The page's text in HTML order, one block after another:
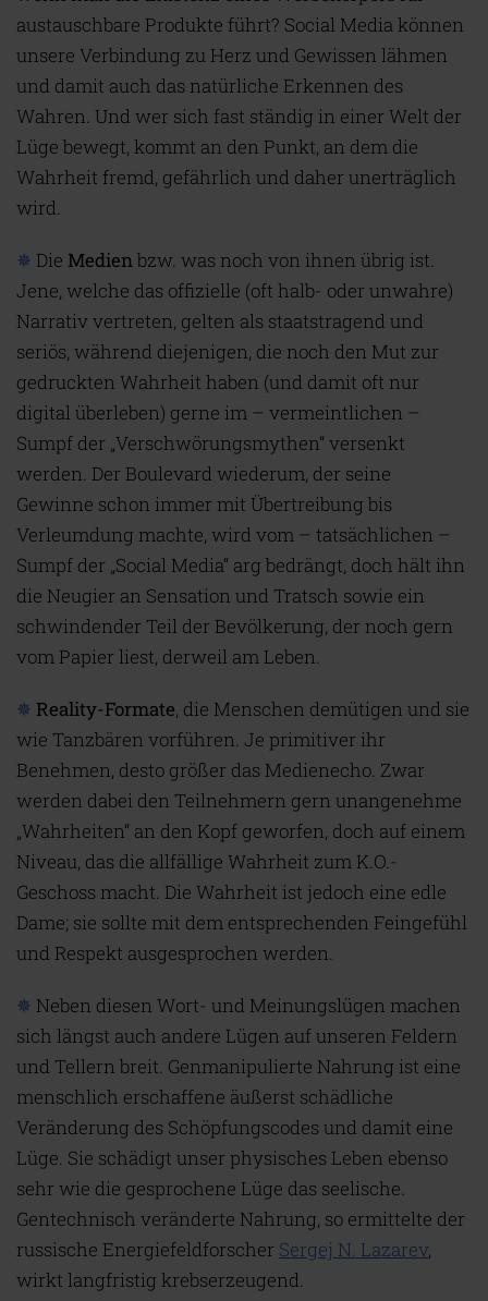
austauschbare Produkte führt? Social Media können
unsere Verbindung zu Herz und Gewissen lähmen
und damit auch das natürliche Erkennen des
Wahren. Und wer sich fast ständig in einer Welt der
Lüge bewegt, kommt an den Punkt, an dem die
Wahrheit fremd, gefährlich und daher unerträglich
wird.
✵ Die Medienbzw. was noch von ihnen übrig ist.
Jene, welche das offizielle (oft halb- oder unwahre)
Narrativ vertreten, gelten als staatstragend und
seriös, während diejenigen, die noch den Mut zur
gedruckten Wahrheit haben (und damit oft nur
digital überleben) gerne im – vermeintlichen –
Sumpf der „Verschwörungsmythen“ versenkt
werden. Der Boulevard wiederum, der seine
Gewinne schon immer mit Übertreibung bis
Verleumdung machte, wird vom – tatsächlichen –
Sumpf der „Social Media“ arg bedrängt, doch hält ihn
die Neugier an Sensation und Tratsch sowie ein
schwindender Teil der Bevölkerung, der noch gern
vom Papier liest, derweil am Leben.
✵ Reality-Formate, die Menschen demütigen und sie
wie Tanzbären vorführen. Je primitiver ihr
Benehmen, desto größer das Medienecho. Zwar
werden dabei den Teilnehmern gern unangenehme
„Wahrheiten“ an den Kopf geworfen, doch auf einem
Niveau, das die allfällige Wahrheit zum K.O.-
Geschoss macht. Die Wahrheit ist jedoch eine edle
Dame; sie sollte mit dem entsprechenden Feingefühl
und Respekt ausgesprochen werden.
✵ Neben diesen Wort- und Meinungslügen machen
sich längst auch andere Lügen auf unseren Feldern
und Tellern breit. Genmanipulierte Nahrung ist eine
menschlich erschaffene äußerst schädliche
Veränderung des Schöpfungscodes und damit eine
Lüge. Sie schädigt unser physisches Leben ebenso
sehr wie die gesprochene Lüge das seelische.
Gentechnisch veränderte Nahrung, so ermittelte der
russische Energiefeldforscher Sergej N. Lazarev,
wirkt langfristig krebserzeugend.